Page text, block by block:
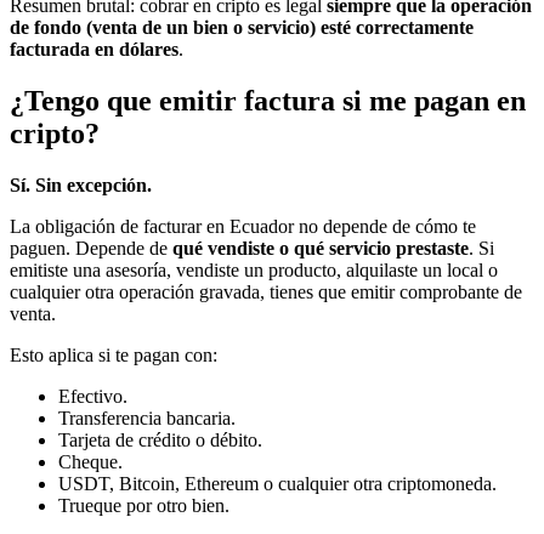
Resumen brutal: cobrar en cripto es legal siempre que la operación
de fondo (venta de un bien o servicio) esté correctamente
facturada en dólares.
¿Tengo que emitir factura si me pagan en
cripto?
Sí. Sin excepción.
La obligación de facturar en Ecuador no depende de cómo te
paguen. Depende de qué vendiste o qué servicio prestaste. Si
emitiste una asesoría, vendiste un producto, alquilaste un local o
cualquier otra operación gravada, tienes que emitir comprobante de
venta.
Esto aplica si te pagan con:
Efectivo.
Transferencia bancaria.
Tarjeta de crédito o débito.
Cheque.
USDT, Bitcoin, Ethereum o cualquier otra criptomoneda.
Trueque por otro bien.